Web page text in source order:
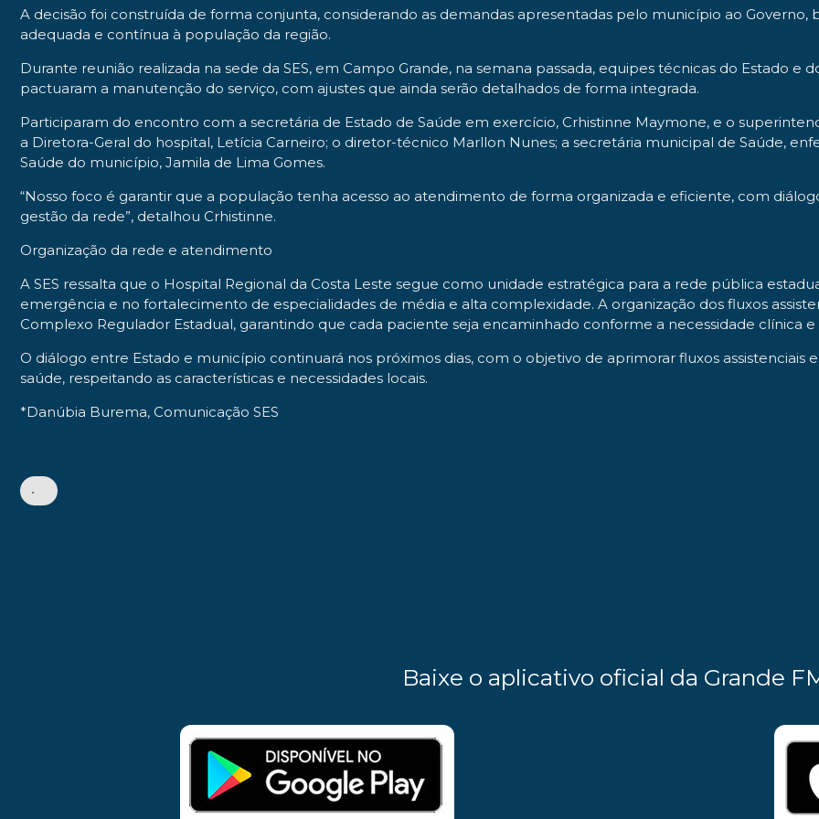
A decisão foi construída de forma conjunta, considerando as demandas apresentadas pelo município ao
adequada e contínua à população da região.
Durante reunião realizada na sede da SES, em Campo Grande, na semana passada, equipes técnicas do Estado
pactuaram a manutenção do serviço, com ajustes que ainda serão detalhados de forma integrada.
Participaram do encontro com a secretária de Estado de Saúde em exercício, Crhistinne Maymone, e o
a Diretora-Geral do hospital, Letícia Carneiro; o diretor-técnico Marllon Nunes; a secretária municipal de Saúde,
Saúde do município, Jamila de Lima Gomes.
“Nosso foco é garantir que a população tenha acesso ao atendimento de forma organizada e eficiente, com
gestão da rede”, detalhou Crhistinne.
Organização da rede e atendimento
A SES ressalta que o Hospital Regional da Costa Leste segue como unidade estratégica para a rede pública
emergência e no fortalecimento de especialidades de média e alta complexidade. A organização dos fluxos
Complexo Regulador Estadual, garantindo que cada paciente seja encaminhado conforme a necessidade clínica
O diálogo entre Estado e município continuará nos próximos dias, com o objetivo de aprimorar fluxos assistenciais
saúde, respeitando as características e necessidades locais.
*Danúbia Burema, Comunicação SES
•
Baixe o aplicativo oficial da Grande